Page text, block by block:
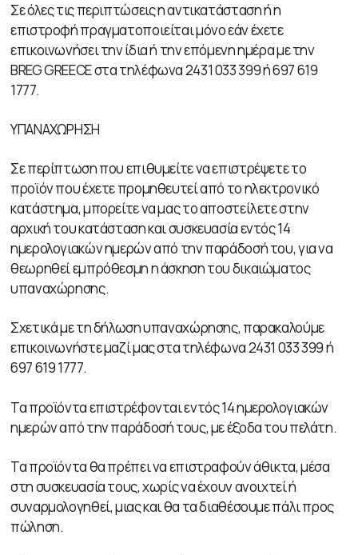
Σε όλες τις περιπτώσεις η αντικατάσταση ή η
επιστροφή πραγματοποιείται μόνο εάν έχετε
επικοινωνήσει την ίδια ή την επόμενη ημέρα με την
BREG GREECE στα τηλέφωνα 2431 033 399 ή 697 619
1777.
ΥΠΑΝΑΧΩΡΗΣΗ
Σε περίπτωση που επιθυμείτε να επιστρέψετε το
προϊόν που έχετε προμηθευτεί από το ηλεκτρονικό
κατάστημα, μπορείτε να μας το αποστείλετε στην
αρχική του κατάσταση και συσκευασία εντός 14
ημερολογιακών ημερών από την παράδοσή του, για να
θεωρηθεί εμπρόθεσμη η άσκηση του δικαιώματος
υπαναχώρησης.
Σχετικά με τη δήλωση υπαναχώρησης, παρακαλούμε
επικοινωνήστε μαζί μας στα τηλέφωνα 2431 033 399 ή
697 619 1777.
Τα προϊόντα επιστρέφονται εντός 14 ημερολογιακών
ημερών από την παράδοσή τους, με έξοδα του πελάτη.
Τα προϊόντα θα πρέπει να επιστραφούν άθικτα, μέσα
στη συσκευασία τους, χωρίς να έχουν ανοιχτεί ή
συναρμολογηθεί, μιας και θα τα διαθέσουμε πάλι προς
πώληση.